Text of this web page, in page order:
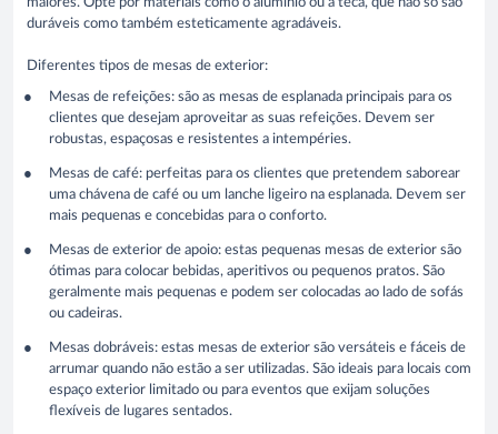
duráveis como também esteticamente agradáveis.
Diferentes tipos de mesas de exterior:
Mesas de refeições: são as mesas de esplanada principais para os
clientes que desejam aproveitar as suas refeições. Devem ser
robustas, espaçosas e resistentes a intempéries.
Mesas de café: perfeitas para os clientes que pretendem saborear
uma chávena de café ou um lanche ligeiro na esplanada. Devem ser
mais pequenas e concebidas para o conforto.
Mesas de exterior de apoio: estas pequenas mesas de exterior são
ótimas para colocar bebidas, aperitivos ou pequenos pratos. São
geralmente mais pequenas e podem ser colocadas ao lado de sofás
ou cadeiras.
Mesas dobráveis: estas mesas de exterior são versáteis e fáceis de
arrumar quando não estão a ser utilizadas. São ideais para locais com
espaço exterior limitado ou para eventos que exijam soluções
flexíveis de lugares sentados.